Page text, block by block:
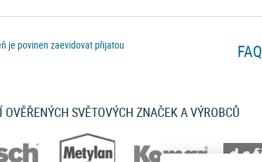
je povinen zaevidovat přijatou
FAQ
SVĚTOVÝCH ZNAČEK A VÝROBCŮ